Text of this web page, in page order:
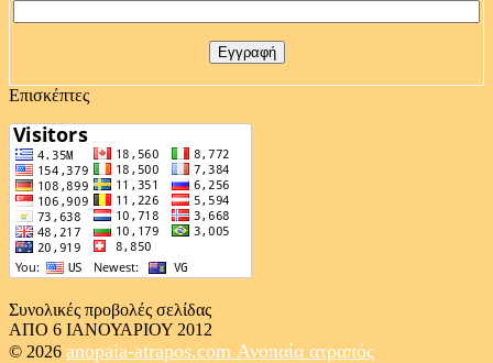
Επισκέπτες
Συνολικές προβολές σελίδας
ΑΠΟ 6 ΙΑΝΟΥΑΡΙΟΥ 2012
© 2026 anopaia-atrapos.com Ανοπαία ατραπός